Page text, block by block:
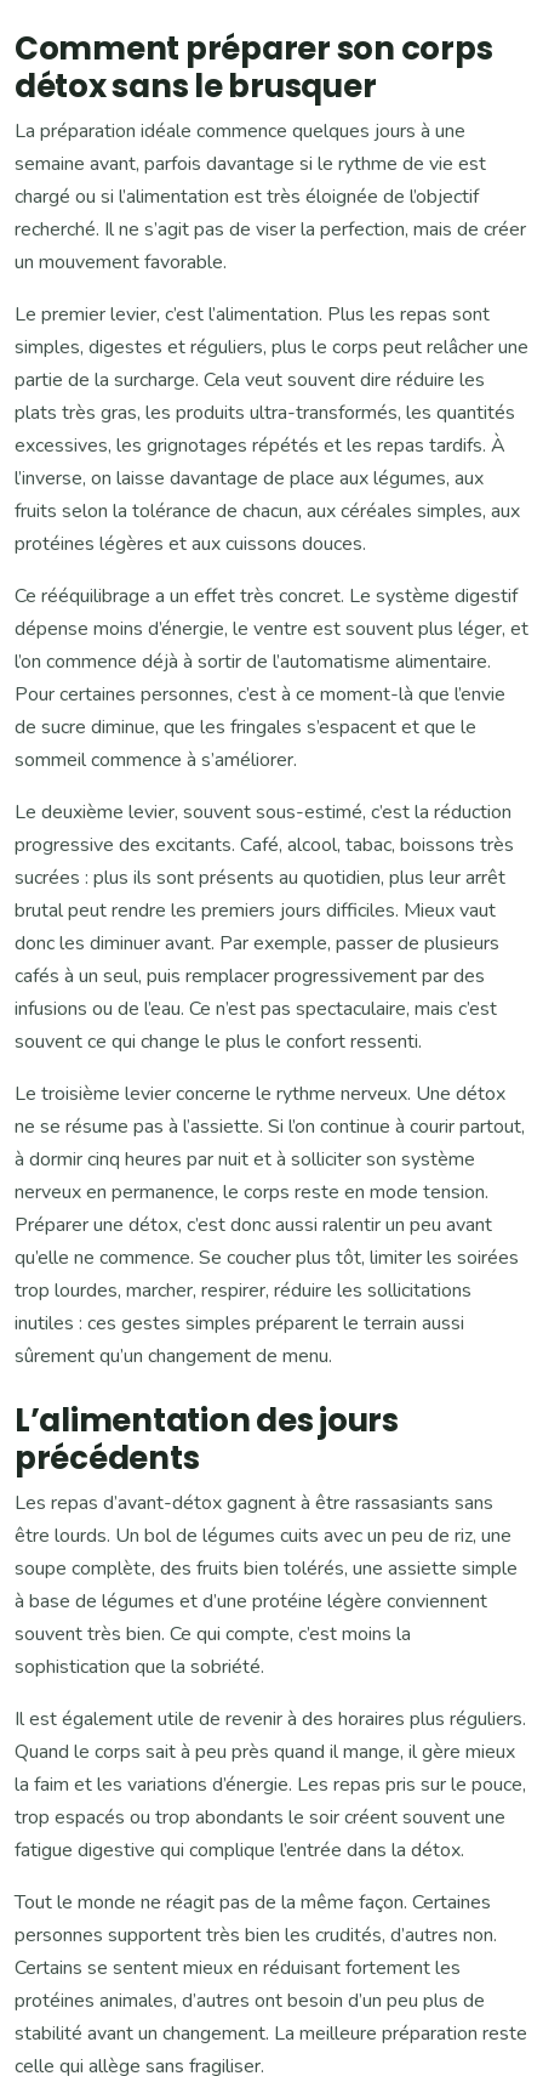
Comment préparer son corps
détox sans le brusquer
La préparation idéale commence quelques jours à une
semaine avant, parfois davantage si le rythme de vie est
chargé ou si l’alimentation est très éloignée de l’objectif
recherché. Il ne s’agit pas de viser la perfection, mais de créer
un mouvement favorable.
Le premier levier, c’est l’alimentation. Plus les repas sont
simples, digestes et réguliers, plus le corps peut relâcher une
partie de la surcharge. Cela veut souvent dire réduire les
plats très gras, les produits ultra-transformés, les quantités
excessives, les grignotages répétés et les repas tardifs. À
l’inverse, on laisse davantage de place aux légumes, aux
fruits selon la tolérance de chacun, aux céréales simples, aux
protéines légères et aux cuissons douces.
Ce rééquilibrage a un effet très concret. Le système digestif
dépense moins d’énergie, le ventre est souvent plus léger, et
l’on commence déjà à sortir de l’automatisme alimentaire.
Pour certaines personnes, c’est à ce moment-là que l’envie
de sucre diminue, que les fringales s’espacent et que le
sommeil commence à s’améliorer.
Le deuxième levier, souvent sous-estimé, c’est la réduction
progressive des excitants. Café, alcool, tabac, boissons très
sucrées : plus ils sont présents au quotidien, plus leur arrêt
brutal peut rendre les premiers jours difficiles. Mieux vaut
donc les diminuer avant. Par exemple, passer de plusieurs
cafés à un seul, puis remplacer progressivement par des
infusions ou de l’eau. Ce n’est pas spectaculaire, mais c’est
souvent ce qui change le plus le confort ressenti.
Le troisième levier concerne le rythme nerveux. Une détox
ne se résume pas à l’assiette. Si l’on continue à courir partout,
à dormir cinq heures par nuit et à solliciter son système
nerveux en permanence, le corps reste en mode tension.
Préparer une détox, c’est donc aussi ralentir un peu avant
qu’elle ne commence. Se coucher plus tôt, limiter les soirées
trop lourdes, marcher, respirer, réduire les sollicitations
inutiles : ces gestes simples préparent le terrain aussi
sûrement qu’un changement de menu.
L’alimentation des jours
précédents
Les repas d’avant-détox gagnent à être rassasiants sans
être lourds. Un bol de légumes cuits avec un peu de riz, une
soupe complète, des fruits bien tolérés, une assiette simple
à base de légumes et d’une protéine légère conviennent
souvent très bien. Ce qui compte, c’est moins la
sophistication que la sobriété.
Il est également utile de revenir à des horaires plus réguliers.
Quand le corps sait à peu près quand il mange, il gère mieux
la faim et les variations d’énergie. Les repas pris sur le pouce,
trop espacés ou trop abondants le soir créent souvent une
fatigue digestive qui complique l’entrée dans la détox.
Tout le monde ne réagit pas de la même façon. Certaines
personnes supportent très bien les crudités, d’autres non.
Certains se sentent mieux en réduisant fortement les
protéines animales, d’autres ont besoin d’un peu plus de
stabilité avant un changement. La meilleure préparation reste
celle qui allège sans fragiliser.